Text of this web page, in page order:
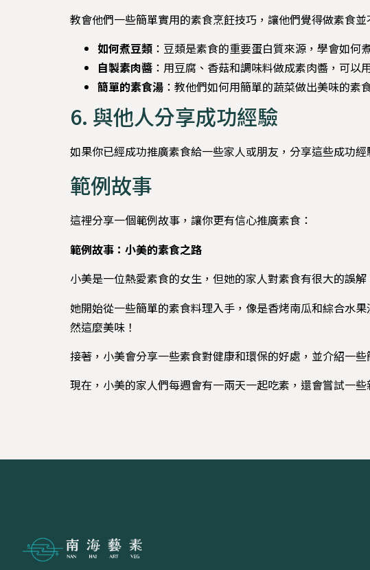
教會他們一些簡單實用的素食烹飪技巧，讓他們覺得做素食並
如何煮豆類 ：豆類是素食的重要蛋白質來源，學會如何
自製素肉醬 ：用豆腐、香菇和調味料做成素肉醬，可以
簡單的素食湯 ：教他們如何用簡單的蔬菜做出美味的素
6. 與他人分享成功經驗
如果你已經成功推廣素食給一些家人或朋友，分享這些成功
範例故事
這裡分享一個範例故事，讓你更有信心推廣素食：
範例故事：小美的素食之路
小美是一位熱愛素食的女生，但她的家人對素食有很大的誤
她開始從一些簡單的素食料理入手，像是香烤南瓜和綜合水
然這麼美味！
接著，小美會分享一些素食對健康和環保的好處，並介紹一
現在，小美的家人們每週會有一兩天一起吃素，還會嘗試一